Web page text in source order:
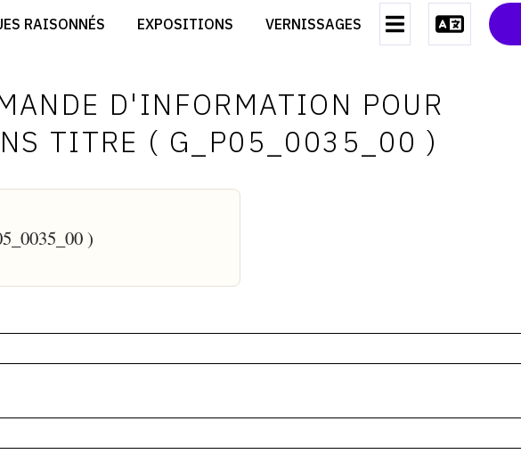
RAISONNÉS EXPOSITIONS VERNISSAGES
CRÉER SON CATALOGUE D'EXPO
DEVENIR CONTRIBUTEUR
CONTACT
CGU
D'INFORMATION POUR
TITRE ( G_P05_0035_00 )
)